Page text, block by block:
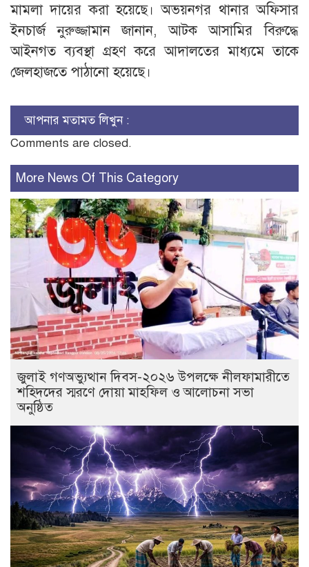
মামলা দায়ের করা হয়েছে। অভয়নগর থানার অফিসার
ইনচার্জ নুরুজ্জামান জানান, আটক আসামির বিরুদ্ধে
আইনগত ব্যবস্থা গ্রহণ করে আদালতের মাধ্যমে তাকে
জেলহাজতে পাঠানো হয়েছে।
আপনার মতামত লিখুন :
Comments are closed.
More News Of This Category
জুলাই গণঅভ্যুত্থান দিবস-২০২৬ উপলক্ষে নীলফামারীতে
শহিদদের স্মরণে দোয়া মাহফিল ও আলোচনা সভা
অনুষ্ঠিত